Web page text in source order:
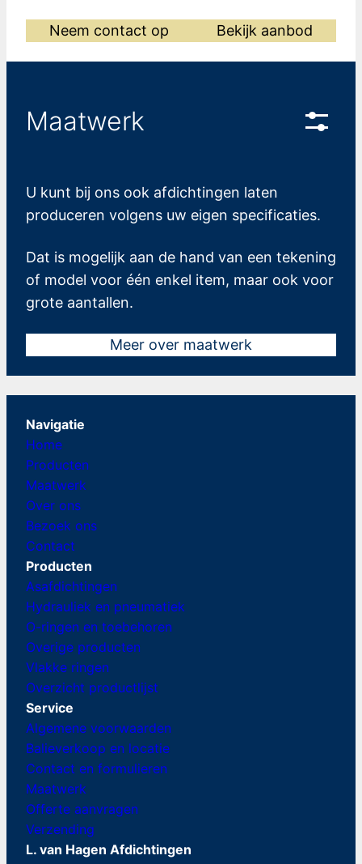
Neem contact op Bekijk aanbod
Maatwerk
U kunt bij ons ook afdichtingen laten
produceren volgens uw eigen specificaties.
Dat is mogelijk aan de hand van een tekening
of model voor één enkel item, maar ook voor
grote aantallen.
Meer over maatwerk
Navigatie
Home
Producten
Maatwerk
Over ons
Bezoek ons
Contact
Producten
Asafdichtingen
Hydrauliek en pneumatiek
O-ringen en toebehoren
Overige producten
Vlakke ringen
Overzicht productlijst
Service
Algemene voorwaarden
Balieverkoop en locatie
Contact en formulieren
Maatwerk
Offerte aanvragen
Verzending
L. van Hagen Afdichtingen